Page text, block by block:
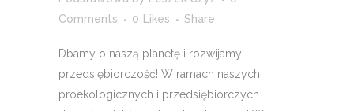
Comments
0 Likes Share
Dbamy o naszą planetę i rozwijamy
przedsiębiorczość! W ramach naszych
proekologicznych i przedsiębiorczych